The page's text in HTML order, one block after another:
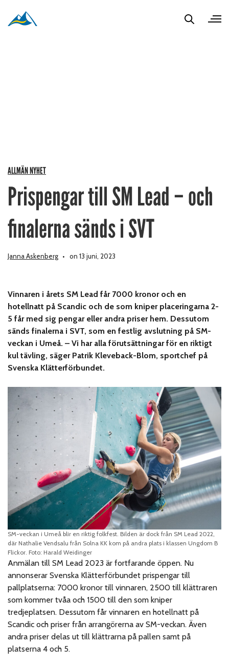
ALLMÄN NYHET
Prispengar till SM Lead – och
finalerna sänds i SVT
Janna Askenberg on 13 juni, 2023
Vinnaren i årets SM Lead får 7000 kronor och en
hotellnatt på Scandic och de som kniper placeringarna 2-
5 får med sig pengar eller andra priser hem. Dessutom
sänds finalerna i SVT, som en festlig avslutning på SM-
veckan i Umeå. – Vi har alla förutsättningar för en riktigt
kul tävling, säger Patrik Kleveback-Blom, sportchef på
Svenska Klätterförbundet.
SM-veckan i Umeå blir en riktig folkfest. Bilden är dock från SM Lead 2022,
där Nathalie Vendsalu från Solna KK kom på andra plats i klassen Ungdom B
Flickor. Foto: Harald Weidinger
Anmälan till SM Lead 2023 är fortfarande öppen. Nu
annonserar Svenska Klätterförbundet prispengar till
pallplatserna: 7000 kronor till vinnaren, 2500 till klättraren
som kommer tvåa och 1500 till den som kniper
tredjeplatsen. Dessutom får vinnaren en hotellnatt på
Scandic och priser från arrangörerna av SM-veckan. Även
andra priser delas ut till klättrarna på pallen samt på
platserna 4 och 5.